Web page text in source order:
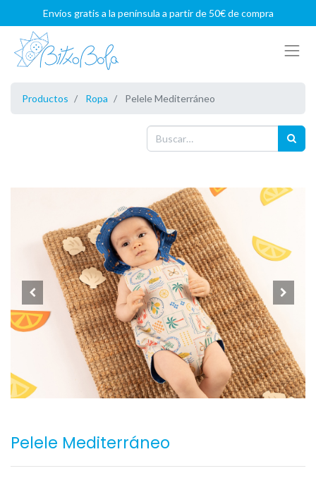
Envíos gratis a la península a partir de 50€ de compra
Productos Ropa Pelele Mediterráneo
Pelele Mediterráneo